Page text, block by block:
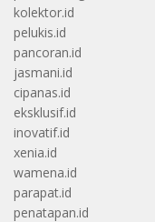
kolektor.id
pelukis.id
pancoran.id
jasmani.id
cipanas.id
eksklusif.id
inovatif.id
xenia.id
wamena.id
parapat.id
penatapan.id